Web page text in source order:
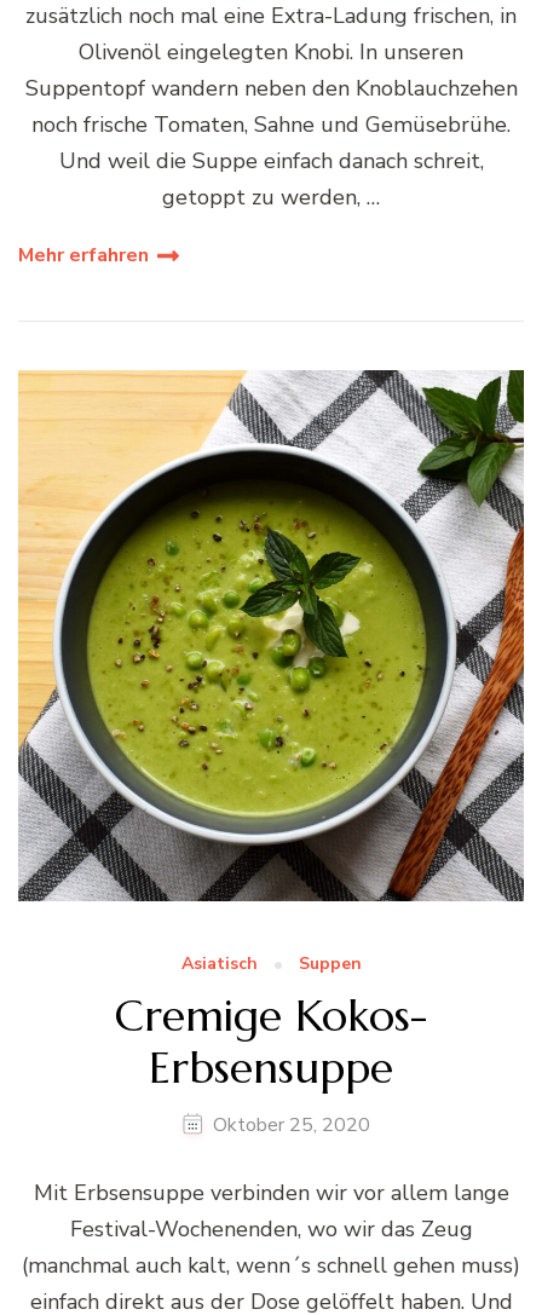
zusätzlich noch mal eine Extra-Ladung frischen, in
Olivenöl eingelegten Knobi. In unseren
Suppentopf wandern neben den Knoblauchzehen
noch frische Tomaten, Sahne und Gemüsebrühe.
Und weil die Suppe einfach danach schreit,
getoppt zu werden, …
Mehr erfahren
Asiatisch Suppen
Cremige Kokos-
Erbsensuppe
Oktober 25, 2020
Mit Erbsensuppe verbinden wir vor allem lange
Festival-Wochenenden, wo wir das Zeug
(manchmal auch kalt, wenn´s schnell gehen muss)
einfach direkt aus der Dose gelöffelt haben. Und